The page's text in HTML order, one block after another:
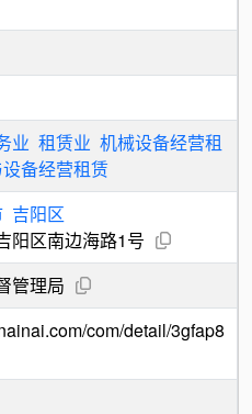
业 租赁业 机械设备经营租
备经营租赁
吉阳区
阳区南边海路1号
管理局
com/detail/3gfap8